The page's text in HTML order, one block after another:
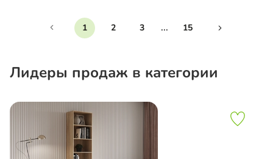
1 2 3 ... 15
Лидеры продаж в категории